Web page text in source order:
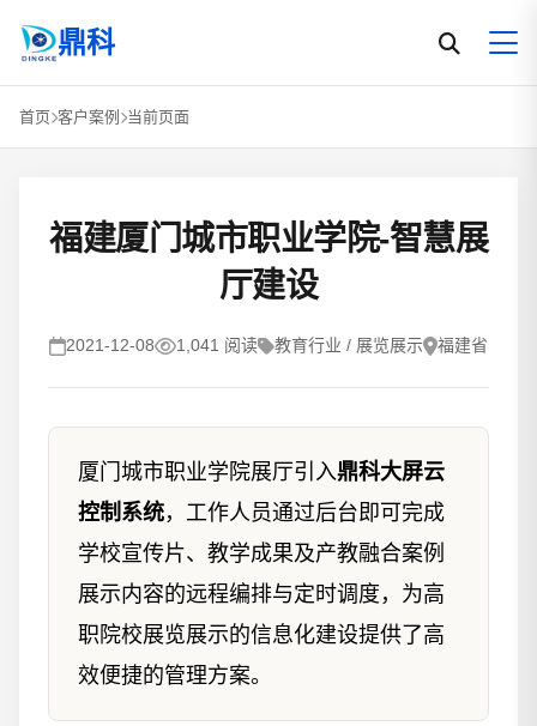
鼎科
首页 客户案例 当前页面
福建厦门城市职业学院-智慧展
厅建设
2021-12-08 1,041 阅读 教育行业 / 展览展示 福建省
厦门城市职业学院展厅引入鼎科大屏云
控制系统，工作人员通过后台即可完成
学校宣传片、教学成果及产教融合案例
展示内容的远程编排与定时调度，为高
职院校展览展示的信息化建设提供了高
效便捷的管理方案。